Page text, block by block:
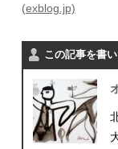
(exblog.jp)
この記事を書